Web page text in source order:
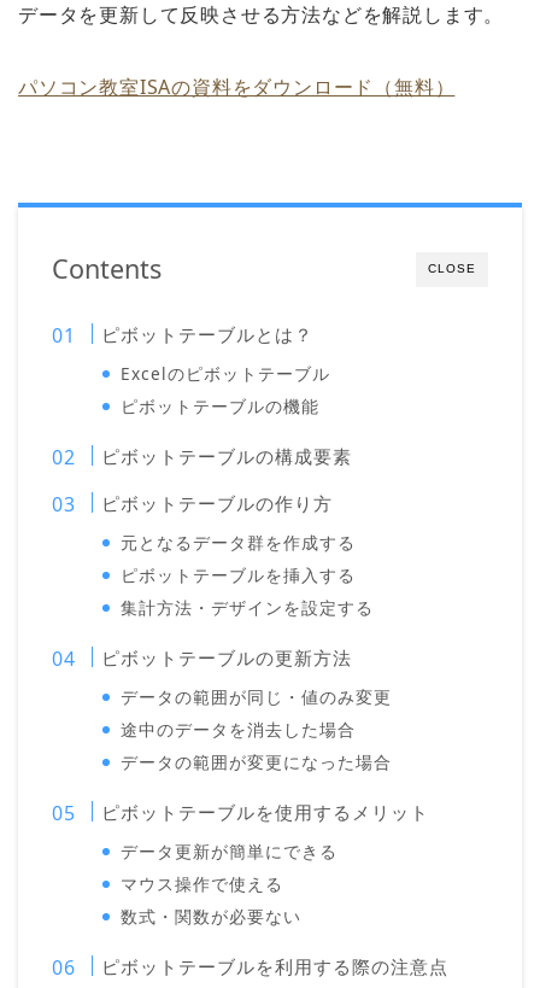
データを更新して反映させる方法などを解説します。
パソコン教室ISAの資料をダウンロード（無料）
CLOSE
Contents
ピボットテーブルとは？
Excelのピボットテーブル
ピボットテーブルの機能
ピボットテーブルの構成要素
ピボットテーブルの作り方
元となるデータ群を作成する
ピボットテーブルを挿入する
集計方法・デザインを設定する
ピボットテーブルの更新方法
データの範囲が同じ・値のみ変更
途中のデータを消去した場合
データの範囲が変更になった場合
ピボットテーブルを使用するメリット
データ更新が簡単にできる
マウス操作で使える
数式・関数が必要ない
ピボットテーブルを利用する際の注意点